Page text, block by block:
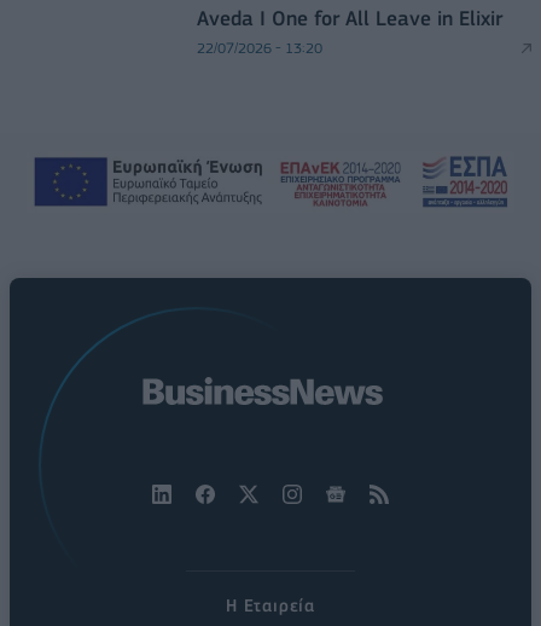
Aveda I One for All Leave in Elixir
22/07/2026 - 13:20
Η Εταιρεία